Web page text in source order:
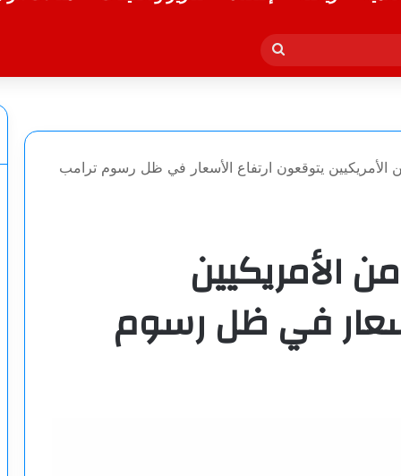
بحث
عن
رأي: 73% من الأمريكيين يتوقعون ارتفاع الأسعار في ظل رسوم ترامب
رأي: 73% من الأمريكيين
في ظل رسوم